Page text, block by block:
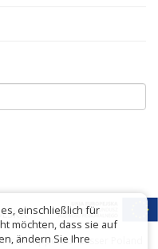
support of Lesser Poland
einschließlich für
möchten, dass sie auf
ändern Sie Ihre